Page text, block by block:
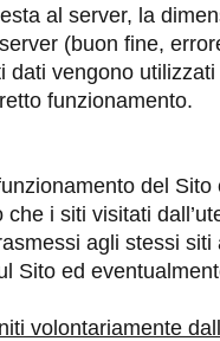
al server, la
(buon fine,
dati vengono
funzionamento.
del
che i siti visitati
agli stessi
Sito ed
volontariamente